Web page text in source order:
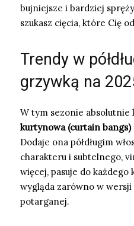
bujniejsze i bardziej
szukasz cięcia, które Cię
Trendy w
grzywką na
W tym sezonie absolutnie
kurtynowa (curtain bangs)
Dodaje ona półdługim
charakteru i subtelnego,
więcej, pasuje do
wygląda zarówno w wersji
potarganej.